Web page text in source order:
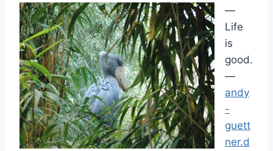
—
Life
is
good.
—
andy
-
guett
ner.d